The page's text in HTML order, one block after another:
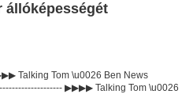
állóképességét
Talking Tom \u0026 Ben News
▶▶▶▶ Talking Tom \u0026